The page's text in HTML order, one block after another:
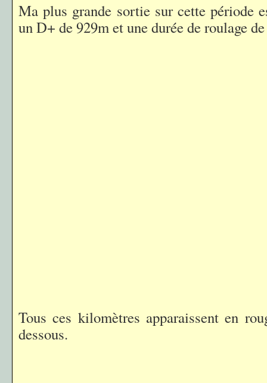
Ma plus grande sortie sur cette période
un D+ de 929m et une durée de roulage
Tous ces kilomètres apparaissent en
dessous.